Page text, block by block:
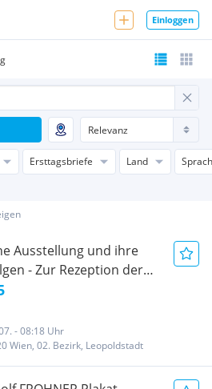
Einloggen
Ersttagsbriefe Land
Ausstellung und ihre
- Zur Rezeption der
- 08:18 Uhr
Wien, 02. Bezirk, Leopoldstadt